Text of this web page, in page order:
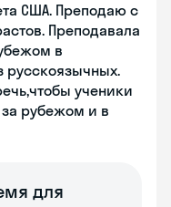
США. Преподаю с
Преподавала
в
русскоязычных.
ученики
рубежом и в
для